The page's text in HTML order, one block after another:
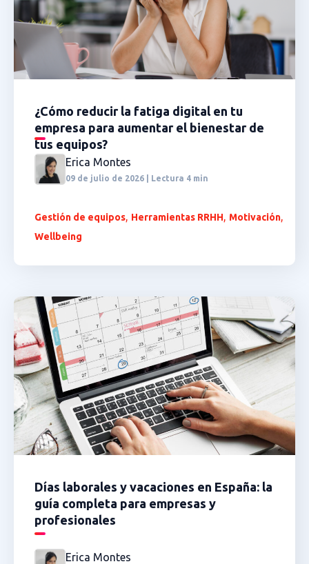
¿Cómo reducir la fatiga digital en tu
empresa para aumentar el bienestar de
tus equipos?
Erica Montes
09 de julio de 2026 | Lectura 4 min
Gestión de equipos, Herramientas RRHH, Motivación,
Wellbeing
Días laborales y vacaciones en España: la
guía completa para empresas y
profesionales
Erica Montes